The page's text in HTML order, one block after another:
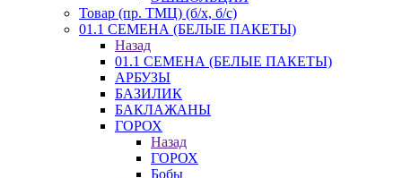
Товар (пр. ТМЦ) (б/х, б/с)
01.1 СЕМЕНА (БЕЛЫЕ ПАКЕТЫ)
Назад
01.1 СЕМЕНА (БЕЛЫЕ ПАКЕТЫ)
АРБУЗЫ
БАЗИЛИК
БАКЛАЖАНЫ
ГОРОХ
Назад
ГОРОХ
Бобы